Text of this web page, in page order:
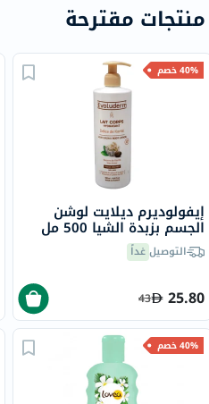
منتجات مقترحة
40% خصم
إيفولوديرم ديلايت لوشن
الجسم بزبدة الشيا 500 مل
17312
التوصيلغداً
25.80
43
40% خصم